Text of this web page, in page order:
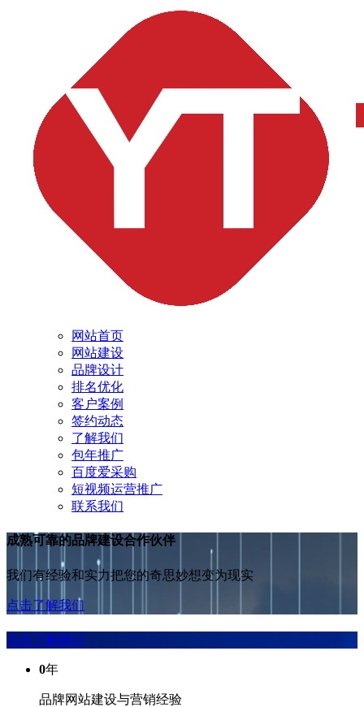
网站首页
网站建设
品牌设计
排名优化
客户案例
签约动态
了解我们
包年推广
百度爱采购
短视频运营推广
联系我们
成熟可靠的品牌建设合作伙伴
我们有经验和实力把您的奇思妙想变为现实
点击了解我们
点击了解我们
0年
品牌网站建设与营销经验